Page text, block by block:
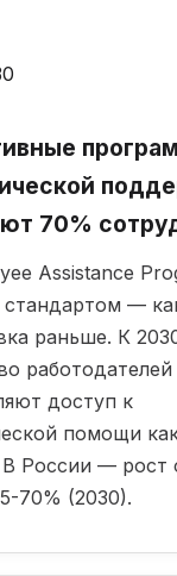
70%
Assistance
стандартом —
раньше. К
работодателей
доступ к
помощи
В России — рост
70% (2030).